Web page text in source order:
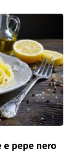
pepe nero